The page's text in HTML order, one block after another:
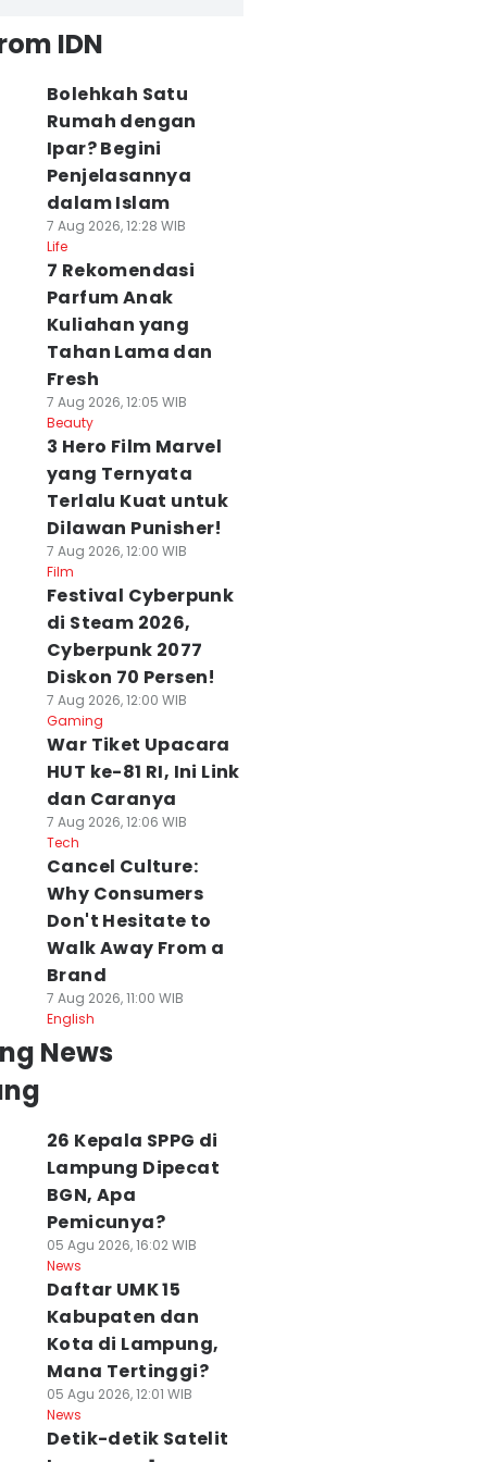
IDN
Bolehkah Satu
Rumah dengan
Ipar? Begini
Penjelasannya
dalam Islam
7 Aug 2026, 12:28 WIB
Life
7 Rekomendasi
Parfum Anak
Kuliahan yang
Tahan Lama dan
Fresh
7 Aug 2026, 12:05 WIB
Beauty
3 Hero Film Marvel
yang Ternyata
Terlalu Kuat untuk
Dilawan Punisher!
7 Aug 2026, 12:00 WIB
Film
Festival Cyberpunk
di Steam 2026,
Cyberpunk 2077
Diskon 70 Persen!
7 Aug 2026, 12:00 WIB
Gaming
War Tiket Upacara
HUT ke-81 RI, Ini Link
dan Caranya
7 Aug 2026, 12:06 WIB
Tech
Cancel Culture:
Why Consumers
Don't Hesitate to
Walk Away From a
Brand
7 Aug 2026, 11:00 WIB
English
News
26 Kepala SPPG di
Lampung Dipecat
BGN, Apa
Pemicunya?
05 Agu 2026, 16:02 WIB
News
Daftar UMK 15
Kabupaten dan
Kota di Lampung,
Mana Tertinggi?
05 Agu 2026, 12:01 WIB
News
Detik-detik Satelit